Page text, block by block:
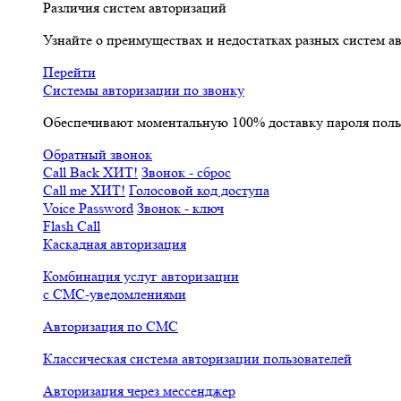
Различия систем авторизаций
Узнайте о преимуществах и недостатках разных систем
Перейти
Системы авторизации по звонку
Обеспечивают моментальную 100% доставку пароля
Обратный звонок
Call Back ХИТ! Звонок - сброс
Call me ХИТ! Голосовой код доступа
Voice Password Звонок - ключ
Flash Call
Каскадная авторизация
Комбинация услуг авторизации
с СМС-уведомлениями
Авторизация по СМС
Классическая система авторизации пользователей
Авторизация через мессенджер